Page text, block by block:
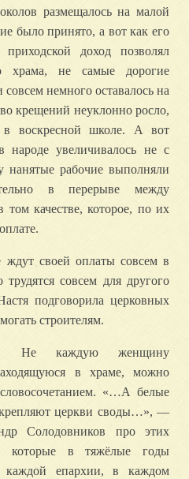
размещалось на малой
было принято, а вот как его
доход позволял
храма, не самые дорогие
немного оставалось на
крещений неуклонно росло,
воскресной школе. А вот
народе увеличивалось не с
нанятые рабочие выполняли
в перерыве между
том качестве, которое, по их
своей оплаты совсем в
совсем для другого
подговорила церковных
строителям.
Не каждую женщину
в храме, можно
«…А белые
церкви своды…», —
Солодовников про этих
которые в тяжёлые годы
каждой епархии, в каждом